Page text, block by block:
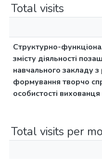
Total visits
Структурно-
змісту діяльності
навчального закладу з
формування творчо
особистості вихованця
Total visits per